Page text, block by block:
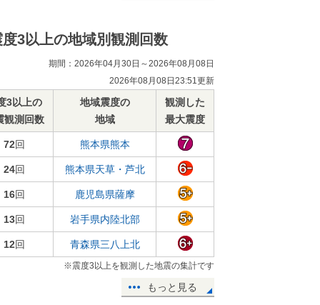
度3以上の地域別観測回数
期間：2026年04月30日～2026年08月08日
2026年08月08日23:51更新
3以上の
観測回数
地域震度の
地域
観測した
最大震度
72回 熊本県熊本
24回 熊本県天草・芦北
16回 鹿児島県薩摩
13回 岩手県内陸北部
12回 青森県三八上北
※震度3以上を観測した地震の集計です
もっと見る